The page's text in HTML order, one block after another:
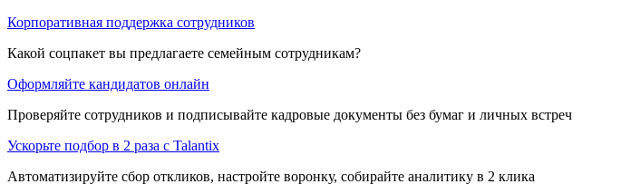
Корпоративная поддержка сотрудников
Какой соцпакет вы предлагаете семейным сотрудникам?
Оформляйте кандидатов онлайн
Проверяйте сотрудников и подписывайте кадровые документы без бумаг и личных встреч
Ускорьте подбор в 2 раза с Talantix
Автоматизируйте сбор откликов, настройте воронку, собирайте аналитику в 2 клика